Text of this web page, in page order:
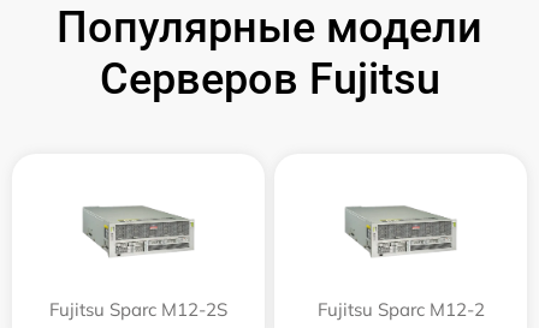
Популярные модели
Серверов Fujitsu
Fujitsu Sparc M12-2S Fujitsu Sparc M12-2